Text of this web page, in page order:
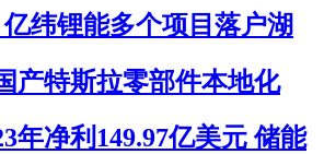
亿纬锂能多个项目落户湖
产特斯拉零部件本地化
年净利149.97亿美元 储能